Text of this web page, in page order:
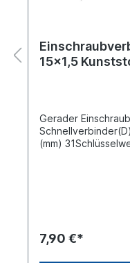
15x1,5
Gerader
(mm)
Anschlussstutzen
7,90 €*